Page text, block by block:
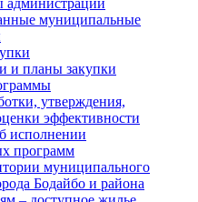
администрации
муниципальные
и планы закупки
утверждения,
эффективности
исполнении
программ
муниципального
Бодайбо и района